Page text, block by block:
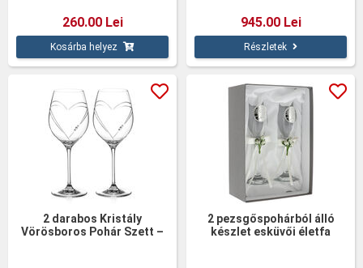
260.00 Lei
Kosárba helyez
945.00 Lei
Részletek
2 darabos Kristály
Vörösboros Pohár Szett –
2 pezsgőspohárból álló
készlet esküvői életfa